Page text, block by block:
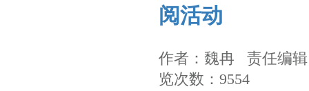
阅活动
作者：魏冉 责任编
览次数：9554